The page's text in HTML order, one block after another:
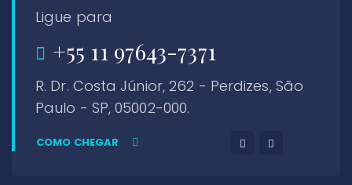
Ligue para
+55 11 97643-7371
R. Dr. Costa Júnior, 262 - Perdizes, São
Paulo - SP, 05002-000.
COMO CHEGAR